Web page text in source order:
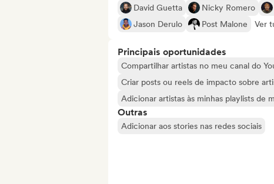
David Guetta Nicky Romero
Jason Derulo
Post Malone Ver
Principais oportunidades
Compartilhar artistas no meu canal do
Criar posts ou reels de impacto sobre
Adicionar artistas às minhas playlists de
Outras
Adicionar aos stories nas redes sociais